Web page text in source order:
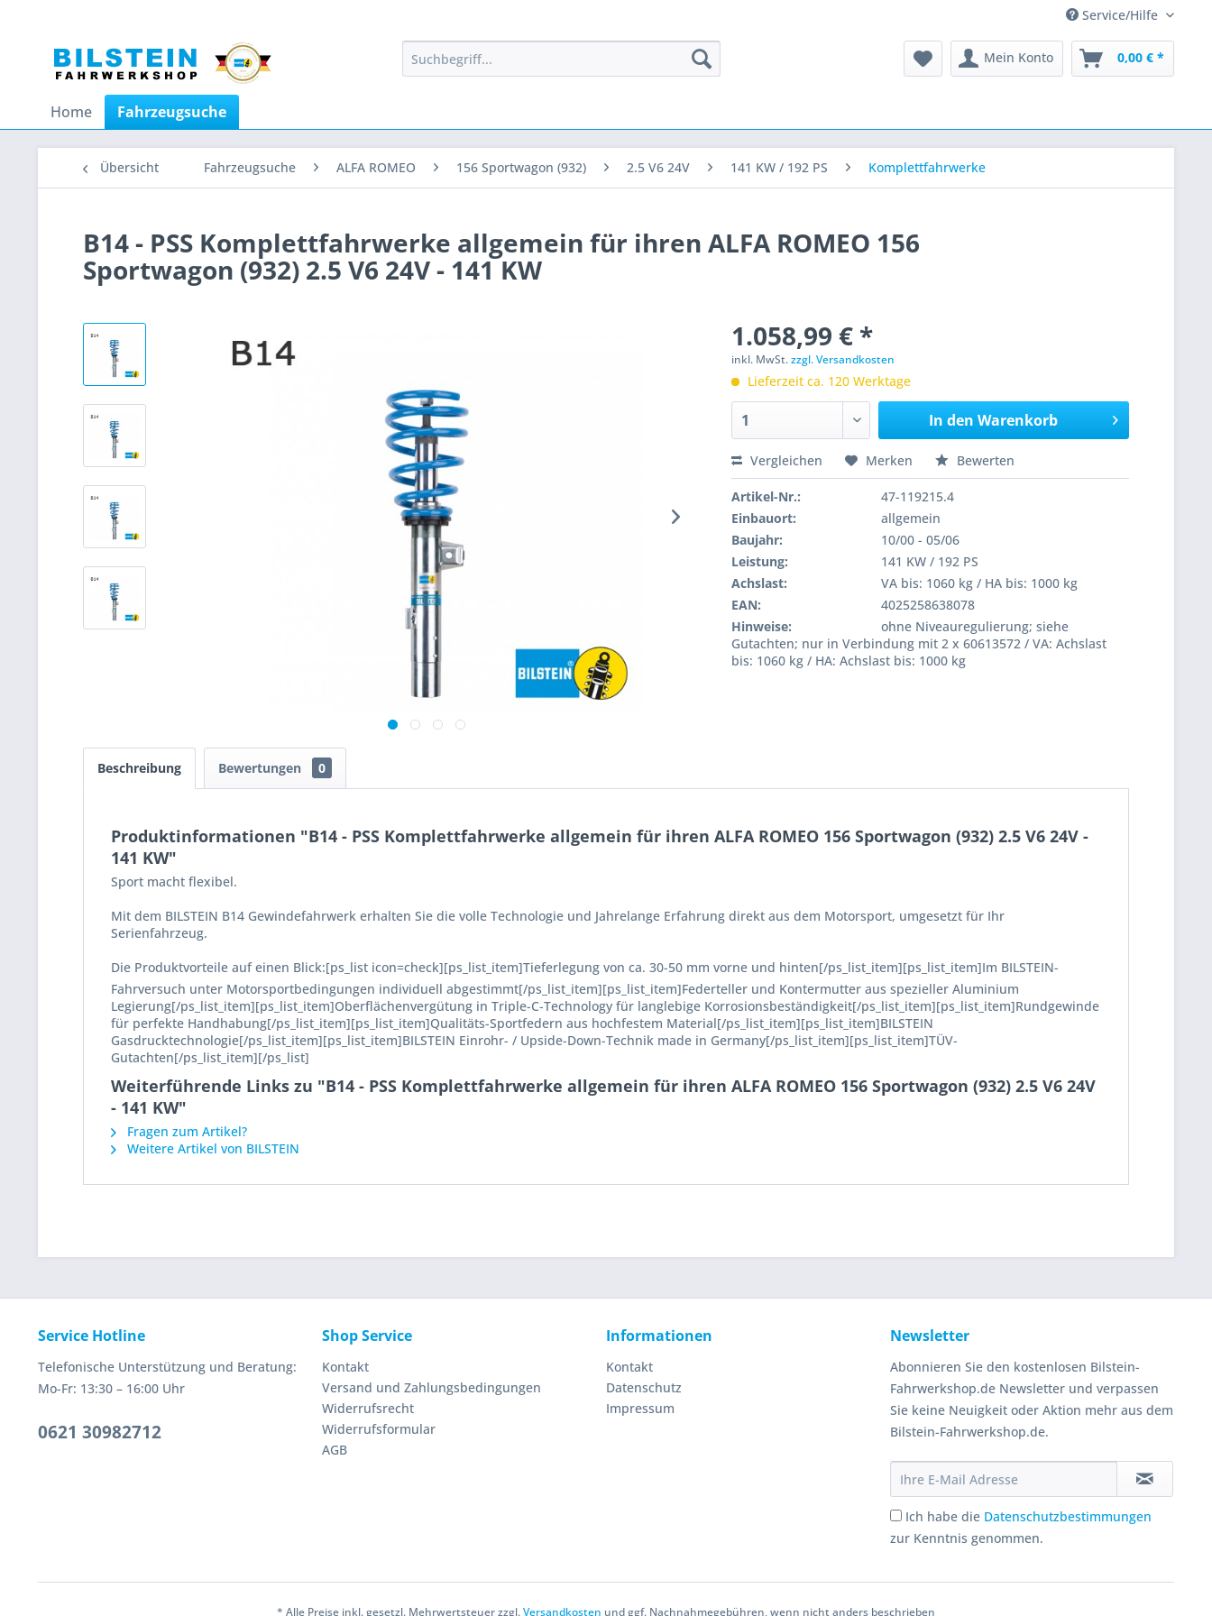
Service/Hilfe
Mein Konto 0,00 € *
Home Fahrzeugsuche
Übersicht Fahrzeugsuche ALFA ROMEO 156 Sportwagon (932) 2.5 V6 24V 141 KW / 192 PS Komplettfahrwerke
B14 - PSS Komplettfahrwerke allgemein für ihren ALFA ROMEO 156
Sportwagon (932) 2.5 V6 24V - 141 KW
1.058,99 € *
inkl. MwSt.zzgl. Versandkosten
Lieferzeit ca. 120 Werktage
In den Warenkorb
Vergleichen Merken Bewerten
Artikel-Nr.:
47-119215.4
Einbauort:
allgemein
Baujahr:
10/00 - 05/06
Leistung:
141 KW / 192 PS
Achslast:
VA bis: 1060 kg / HA bis: 1000 kg
EAN:
4025258638078
Hinweise:
ohne Niveauregulierung; siehe
Gutachten; nur in Verbindung mit 2 x 60613572 / VA: Achslast
bis: 1060 kg / HA: Achslast bis: 1000 kg
Beschreibung Bewertungen 0
Produktinformationen "B14 - PSS Komplettfahrwerke allgemein für ihren ALFA ROMEO 156 Sportwagon (932) 2.5 V6 24V -
141 KW"
Sport macht flexibel.
Mit dem BILSTEIN B14 Gewindefahrwerk erhalten Sie die volle Technologie und Jahrelange Erfahrung direkt aus dem Motorsport, umgesetzt für Ihr
Serienfahrzeug.
Die Produktvorteile auf einen Blick:[ps_list icon=check][ps_list_item]Tieferlegung von ca. 30-50 mm vorne und hinten[/ps_list_item][ps_list_item]Im BILSTEIN-
Fahrversuch unter Motorsportbedingungen individuell abgestimmt[/ps_list_item][ps_list_item]Federteller und Kontermutter aus spezieller Aluminium
Legierung[/ps_list_item][ps_list_item]Oberflächenvergütung in Triple-C-Technology für langlebige Korrosionsbeständigkeit[/ps_list_item][ps_list_item]Rundgewinde
für perfekte Handhabung[/ps_list_item][ps_list_item]Qualitäts-Sportfedern aus hochfestem Material[/ps_list_item][ps_list_item]BILSTEIN
Gasdrucktechnologie[/ps_list_item][ps_list_item]BILSTEIN Einrohr- / Upside-Down-Technik made in Germany[/ps_list_item][ps_list_item]TÜV-
Gutachten[/ps_list_item][/ps_list]
Weiterführende Links zu "B14 - PSS Komplettfahrwerke allgemein für ihren ALFA ROMEO 156 Sportwagon (932) 2.5 V6 24V
- 141 KW"
Fragen zum Artikel?
Weitere Artikel von BILSTEIN
Service Hotline
Telefonische Unterstützung und Beratung:
Mo-Fr: 13:30 – 16:00 Uhr
0621 30982712
Shop Service
Kontakt
Versand und Zahlungsbedingungen
Widerrufsrecht
Widerrufsformular
AGB
Informationen
Kontakt
Datenschutz
Impressum
Newsletter
Abonnieren Sie den kostenlosen Bilstein-
Fahrwerkshop.de Newsletter und verpassen
Sie keine Neuigkeit oder Aktion mehr aus dem
Bilstein-Fahrwerkshop.de.
Ich habe die Datenschutzbestimmungen
zur Kenntnis genommen.
* Alle Preise inkl. gesetzl. Mehrwertsteuer zzgl.Versandkosten und ggf. Nachnahmegebühren, wenn nicht anders beschrieben